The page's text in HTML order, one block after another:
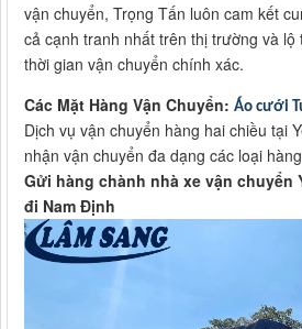
vận chuyển, Trọng Tấn luôn cam kết
cả cạnh tranh nhất trên thị trường và
thời gian vận chuyển chính xác.
Các Mặt Hàng Vận Chuyển: Áo cưới
Dịch vụ vận chuyển hàng hai chiều tại
nhận vận chuyển đa dạng các loại
Gửi hàng chành nhà xe vận chuyển
đi Nam Định